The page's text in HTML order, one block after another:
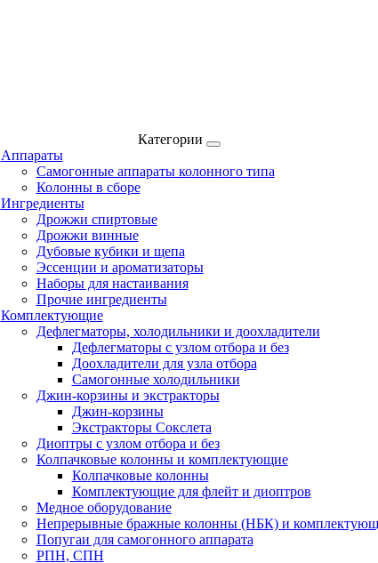
Категории
Аппараты
Самогонные аппараты колонного типа
Колонны в сборе
Ингредиенты
Дрожжи спиртовые
Дрожжи винные
Дубовые кубики и щепа
Эссенции и ароматизаторы
Наборы для настаивания
Прочие ингредиенты
Комплектующие
Дефлегматоры, холодильники и доохладители
Дефлегматоры с узлом отбора и без
Доохладители для узла отбора
Самогонные холодильники
Джин-корзины и экстракторы
Джин-корзины
Экстракторы Сокслета
Диоптры с узлом отбора и без
Колпачковые колонны и комплектующие
Колпачковые колонны
Комплектующие для флейт и диоптров
Медное оборудование
Непрерывные бражные колонны (НБК) и
Попугаи для самогонного аппарата
РПН, СПН